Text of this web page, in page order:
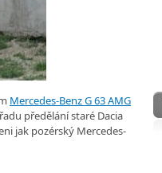
Mercedes-Benz G 63 AMG
předělání staré Dacia
jak pozérský Mercedes-